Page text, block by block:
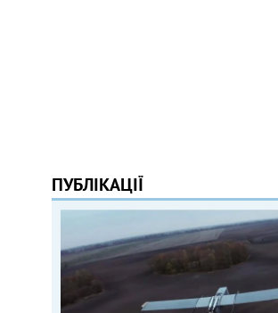
ПУБЛІКАЦІЇ